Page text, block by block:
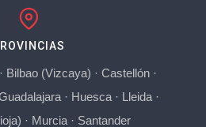
Bilbao (Vizcaya) · Castellón·
· Huesca· Lleida·
· Murcia· Santander